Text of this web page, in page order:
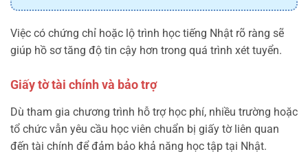
Việc có chứng chỉ hoặc lộ trình học tiếng Nhật rõ ràng sẽ
giúp hồ sơ tăng độ tin cậy hơn trong quá trình xét tuyển.
Giấy tờ tài chính và bảo trợ
Dù tham gia chương trình hỗ trợ học phí, nhiều trường hoặc
tổ chức vẫn yêu cầu học viên chuẩn bị giấy tờ liên quan
đến tài chính để đảm bảo khả năng học tập tại Nhật.